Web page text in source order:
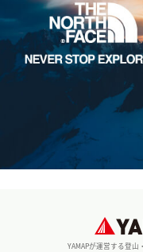
YAMAPが運営する登